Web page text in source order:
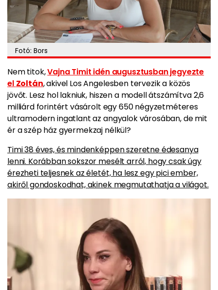
Fotó: Bors
Nem titok,Vajna Timit idén augusztusban jegyezte
el Zoltán, akivel Los Angelesben tervezik a közös
jövőt. Lesz hol lakniuk, hiszen a modell átszámítva 2,6
milliárd forintért vásárolt egy 650 négyzetméteres
ultramodern ingatlant az angyalok városában, de mit
ér a szép ház gyermekzaj nélkül?
Timi 38 éves, és mindenképpen szeretne édesanya
lenni. Korábban sokszor mesélt arról, hogy csak úgy
érezheti teljesnek az életét, ha lesz egy pici ember,
akiről gondoskodhat, akinek megmutathatja a világot.